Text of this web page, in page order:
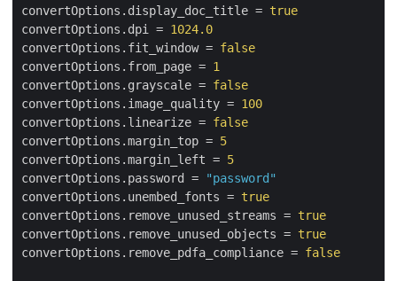
convertOptions.display_doc_title = true
convertOptions.dpi = 1024.0
convertOptions.fit_window = false
convertOptions.from_page = 1
convertOptions.grayscale = false
convertOptions.image_quality = 100
convertOptions.linearize = false
convertOptions.margin_top = 5
convertOptions.margin_left = 5
convertOptions.password =
"password"
convertOptions.unembed_fonts = true
convertOptions.remove_unused_streams = true
convertOptions.remove_unused_objects = true
convertOptions.remove_pdfa_compliance = false